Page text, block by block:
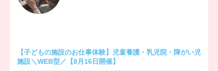
【子どもの施設のお仕事体験】児童養護・乳児院・障がい児
施設＼WEB型／【8月16日開催】